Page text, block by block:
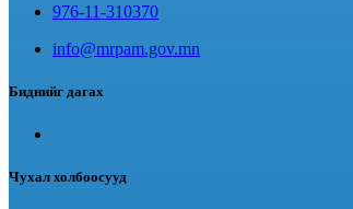
976-11-310370
info@mrpam.gov.mn
Биднийг дагах
Чухал холбоосууд